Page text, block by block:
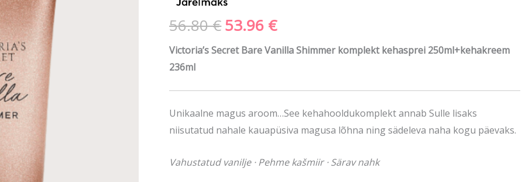
56.80€
oli:
56.80 €.
53.96 €
53.96 €.
Victoria’s Secret Bare Vanilla Shimmer komplekt kehasprei 250ml+kehakreem
236ml
Unikaalne magus aroom…See kehahooldukomplekt annab Sulle lisaks
niisutatud nahale kauapüsiva magusa lõhna ning sädeleva naha kogu päevaks.
Vahustatud vanilje · Pehme kašmiir · Särav nahk
komplekt
kogus